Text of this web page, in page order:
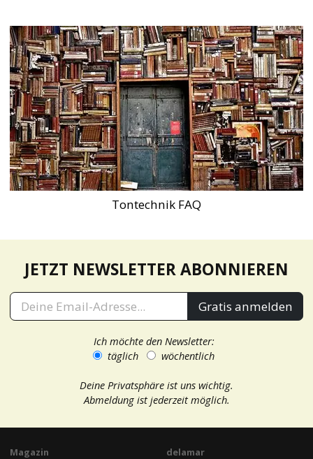
Tontechnik FAQ
JETZT NEWSLETTER ABONNIEREN
Gratis anmelden
Ich möchte den Newsletter:
täglich
wöchentlich
Deine Privatsphäre ist uns wichtig.
Abmeldung ist jederzeit möglich.
Magazin
delamar